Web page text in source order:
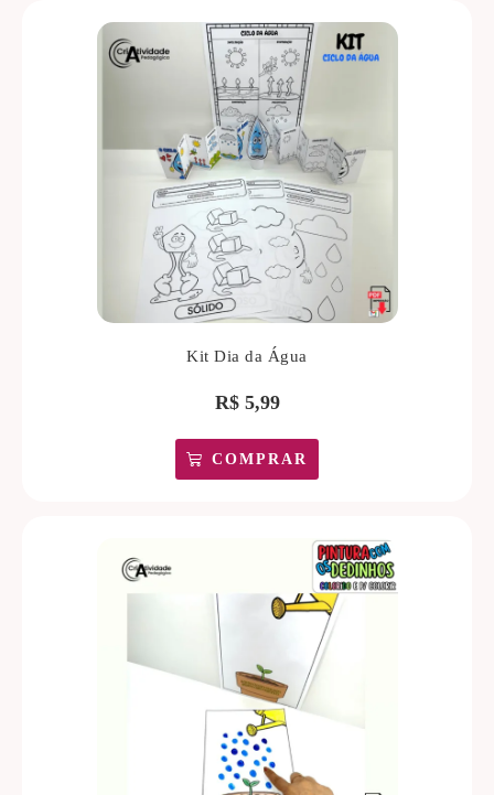
Kit Dia da Água
R$5,99
COMPRAR